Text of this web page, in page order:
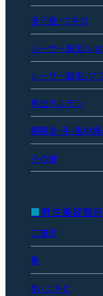
多汗症・ワキガ
レーザー脱毛：
レーザー脱毛：
男性ホルモン
腱鞘炎・手/指の
その他
男性美容整形
二重術
鼻
肌・ニキビ